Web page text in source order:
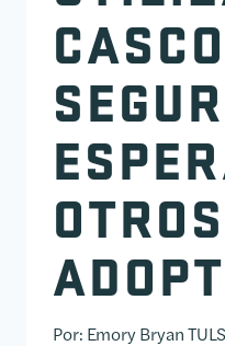
Por: Emory Bryan